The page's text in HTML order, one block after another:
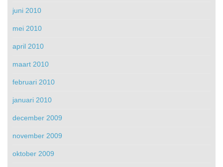
juni 2010
mei 2010
april 2010
maart 2010
februari 2010
januari 2010
december 2009
november 2009
oktober 2009